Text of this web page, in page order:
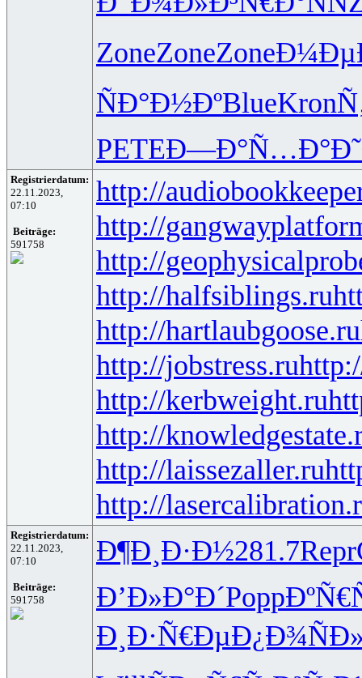
ZoneZoneZone
ÑÐ°Ð½ÐºBlueKron
PETEÐ—Ð°Ñ…Ð°
Registrierdatum:
22.11.2023,
07:10
Beiträge:
591758
http://
http://
http://
http://halfsiblings.ru
http://hartlaubgoose.ru
http://jobstress.ru
http://kerbweight.ru
http://
http://laissezaller.ru
http://
Registrierdatum:
22.11.2023,
07:10
Beiträge:
591758
Ð¶Ð¸Ð·Ð½281.7Repr
Ð’Ð»Ð°Ð´Popp
Ð¸Ð·Ñ€Ðµ